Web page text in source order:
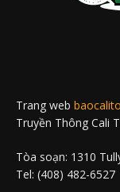
Trang web
Truyền Thông Cali
Tòa soạn: 1310
Tel: (408) 482-6527